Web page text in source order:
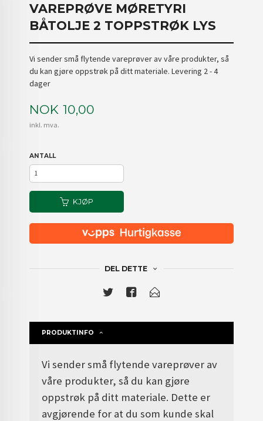
VAREPRØVE MØRETYRI
BÅTOLJE 2 TOPPSTRØK LYS
Vi sender små flytende vareprøver av våre produkter, så
du kan gjøre oppstrøk på ditt materiale. Levering 2 - 4
dager
Pris
NOK 10,00
inkl. mva.
ANTALL
KJØP
DEL DETTE
PRODUKTINFO
Vi sender små flytende vareprøver av
våre produkter, så du kan gjøre
oppstrøk på ditt materiale. Dette er
avgjørende for at du som kunde skal